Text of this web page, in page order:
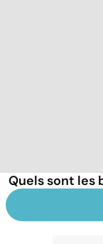
Quels sont les